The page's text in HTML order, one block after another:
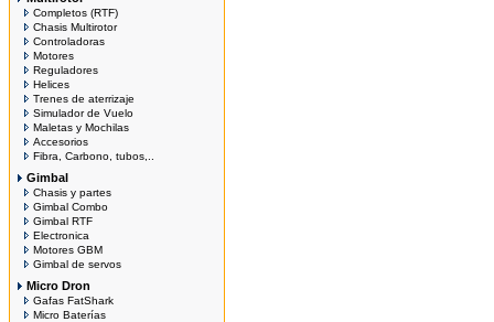
Completos (RTF)
Chasis Multirotor
Controladoras
Motores
Reguladores
Helices
Trenes de aterrizaje
Simulador de Vuelo
Maletas y Mochilas
Accesorios
Fibra, Carbono, tubos,..
Gimbal
Chasis y partes
Gimbal Combo
Gimbal RTF
Electronica
Motores GBM
Gimbal de servos
Micro Dron
Gafas FatShark
Micro Baterías